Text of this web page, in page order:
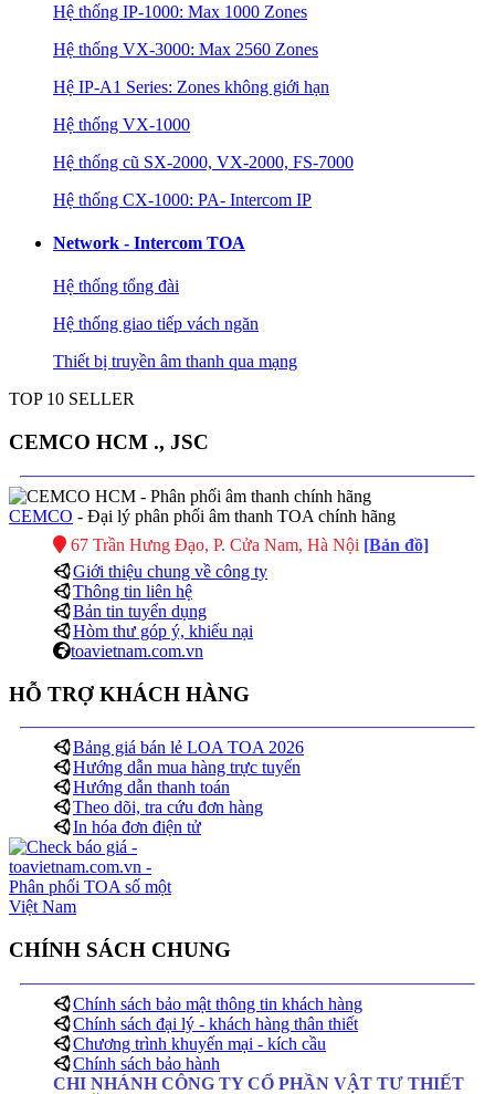
Hệ thống IP-1000: Max 1000 Zones
Hệ thống VX-3000: Max 2560 Zones
Hệ IP-A1 Series: Zones không giới hạn
Hệ thống VX-1000
Hệ thống cũ SX-2000, VX-2000, FS-7000
Hệ thống CX-1000: PA- Intercom IP
Network - Intercom TOA
Hệ thống tổng đài
Hệ thống giao tiếp vách ngăn
Thiết bị truyền âm thanh qua mạng
TOP 10 SELLER
CEMCO HCM ., JSC
CEMCO - Đại lý phân phối âm thanh TOA chính hãng
67 Trần Hưng Đạo, P. Cửa Nam, Hà Nội [Bản đồ]
Giới thiệu chung về công ty
Thông tin liên hệ
Bản tin tuyển dụng
Hòm thư góp ý, khiếu nại
toavietnam.com.vn
HỖ TRỢ KHÁCH HÀNG
Bảng giá bán lẻ LOA TOA 2026
Hướng dẫn mua hàng trực tuyến
Hướng dẫn thanh toán
Theo dõi, tra cứu đơn hàng
In hóa đơn điện tử
CHÍNH SÁCH CHUNG
Chính sách bảo mật thông tin khách hàng
Chính sách đại lý - khách hàng thân thiết
Chương trình khuyến mại - kích cầu
Chính sách bảo hành
CHI NHÁNH CÔNG TY CỔ PHẦN VẬT TƯ THIẾT